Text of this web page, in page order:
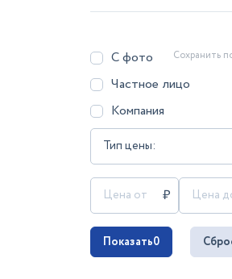
С фото
Частное лицо
Компания
Тип цены:
Сохранить
Показать0